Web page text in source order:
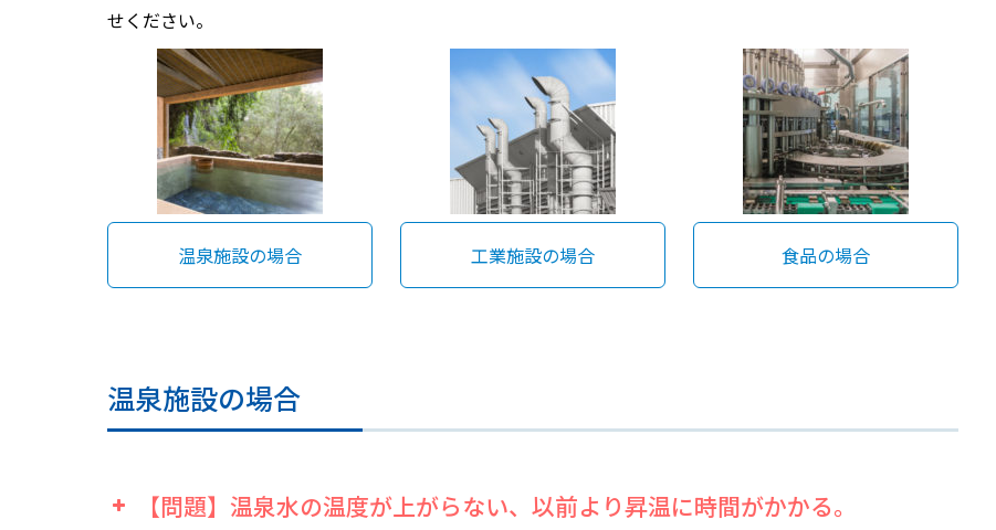
せください。
温泉施設の場合 工業施設の場合 食品の場合
温泉施設の場合
【問題】温泉水の温度が上がらない、以前より昇温に時間がかかる。